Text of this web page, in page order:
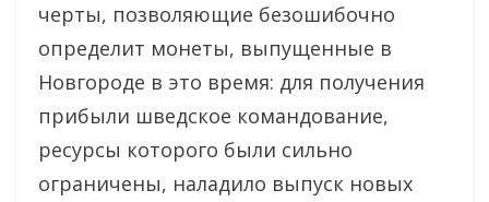
черты, позволяющие безошибочно
определит монеты, выпущенные в
Новгороде в это время: для получения
прибыли шведское командование,
ресурсы которого были сильно
ограничены, наладило выпуск новых